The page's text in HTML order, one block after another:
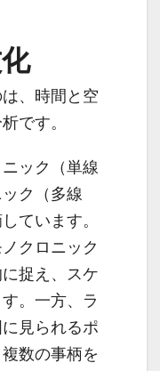
、時間と空
です。
ック（単線
ク（多線
ています。
クロニック
捉え、スケ
。一方、ラ
見られるポ
数の事柄を